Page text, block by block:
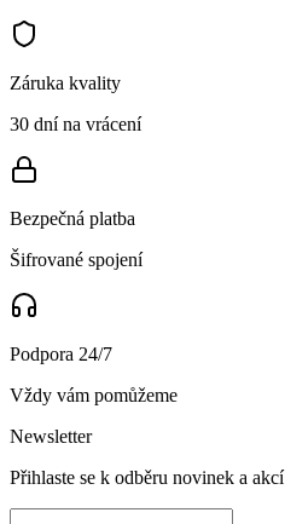
Záruka kvality
30 dní na vrácení
Bezpečná platba
Šifrované spojení
Podpora 24/7
Vždy vám pomůžeme
Newsletter
Přihlaste se k odběru novinek a akcí